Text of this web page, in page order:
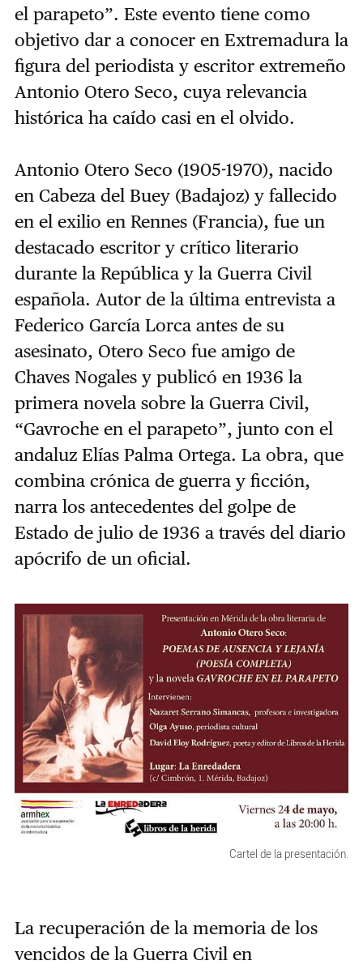
el parapeto”. Este evento tiene como
objetivo dar a conocer en Extremadura la
figura del periodista y escritor extremeño
Antonio Otero Seco, cuya relevancia
histórica ha caído casi en el olvido.
Antonio Otero Seco (1905-1970), nacido
en Cabeza del Buey (Badajoz) y fallecido
en el exilio en Rennes (Francia), fue un
destacado escritor y crítico literario
durante la República y la Guerra Civil
española. Autor de la última entrevista a
Federico García Lorca antes de su
asesinato, Otero Seco fue amigo de
Chaves Nogales y publicó en 1936 la
primera novela sobre la Guerra Civil,
“Gavroche en el parapeto”, junto con el
andaluz Elías Palma Ortega. La obra, que
combina crónica de guerra y ficción,
narra los antecedentes del golpe de
Estado de julio de 1936 a través del diario
apócrifo de un oficial.
Cartel de la presentación.
La recuperación de la memoria de los
vencidos de la Guerra Civil en